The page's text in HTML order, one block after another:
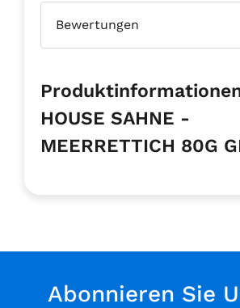
Bewertungen
HOUSE SAHNE -
MEERRETTICH 80G
Abonnieren Sie